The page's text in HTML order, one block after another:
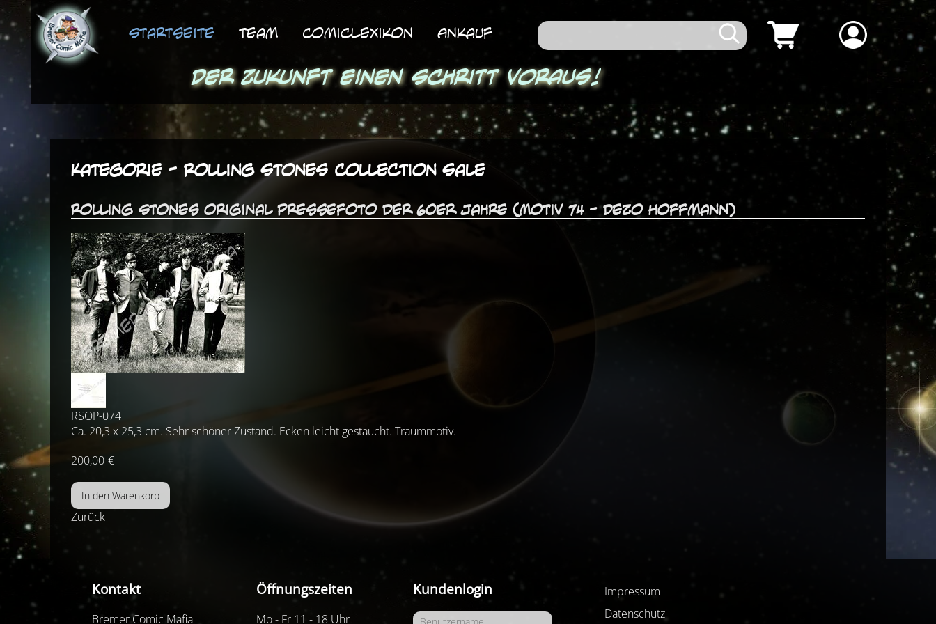
Startseite Team ComicLexikon Ankauf
Der Zukunft einen Schritt voraus!
Kategorie - Rolling Stones Collection Sale
Rolling Stones original Pressefoto der 60er Jahre (Motiv 74 - Dezo Hoffmann)
RSOP-074
Ca. 20,3 x 25,3 cm. Sehr schöner Zustand. Ecken leicht gestaucht. Traummotiv.
200,00 €
Zurück
Kontakt
Bremer Comic Mafia
Öffnungszeiten
Mo - Fr 11 - 18 Uhr
Kundenlogin
Impressum
Datenschutz